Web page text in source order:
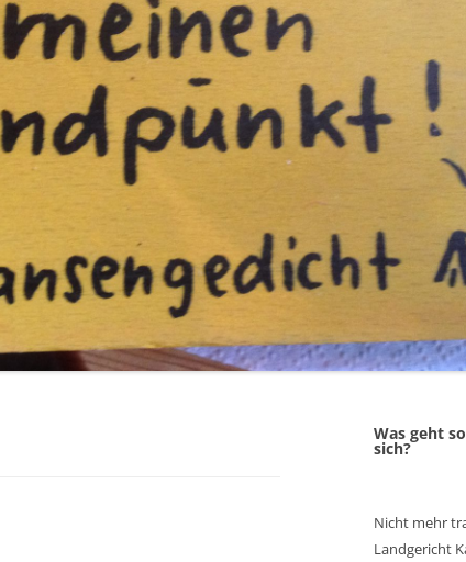
Was geht
sich?
Nicht mehr
Landgericht